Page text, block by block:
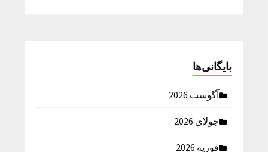
بایگانی‌ها
آگوست 2026
جولای 2026
فوریه 2026